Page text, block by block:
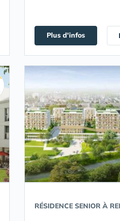
Plus d'infos
RÉSIDENCE SENIOR À